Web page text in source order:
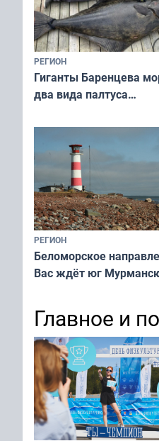
РЕГИОН
Гиганты Баренцева
два вида палтуса
РЕГИОН
Беломорское
Вас ждёт юг
Главное и